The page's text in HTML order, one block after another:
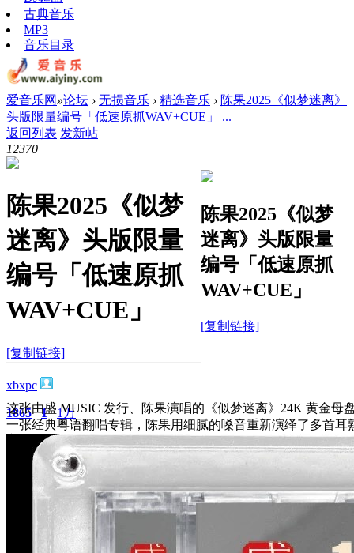
古典音乐
MP3
音乐目录
爱音乐网 »论坛 › 无损音乐 › 精选音乐 › 陈果2025《似梦迷离》
头版限量编号「低速原抓WAV+CUE」 ...
返回列表 发新帖
12370
陈果2025《似梦
迷离》头版限量
编号「低速原抓
WAV+CUE」
[复制链接]
陈果2025《似梦
迷离》头版限量
编号「低速原抓
WAV+CUE」
[复制链接]
xbxpc
1865 1
回帖
1万
积分
10117
2026-2-14 22:16:05 / 显示全部楼层
这张由盛 MUSIC 发行、陈果演唱的《似梦迷离》24K 黄金母
一张经典粤语翻唱专辑，陈果用细腻的嗓音重新演绎了多首耳